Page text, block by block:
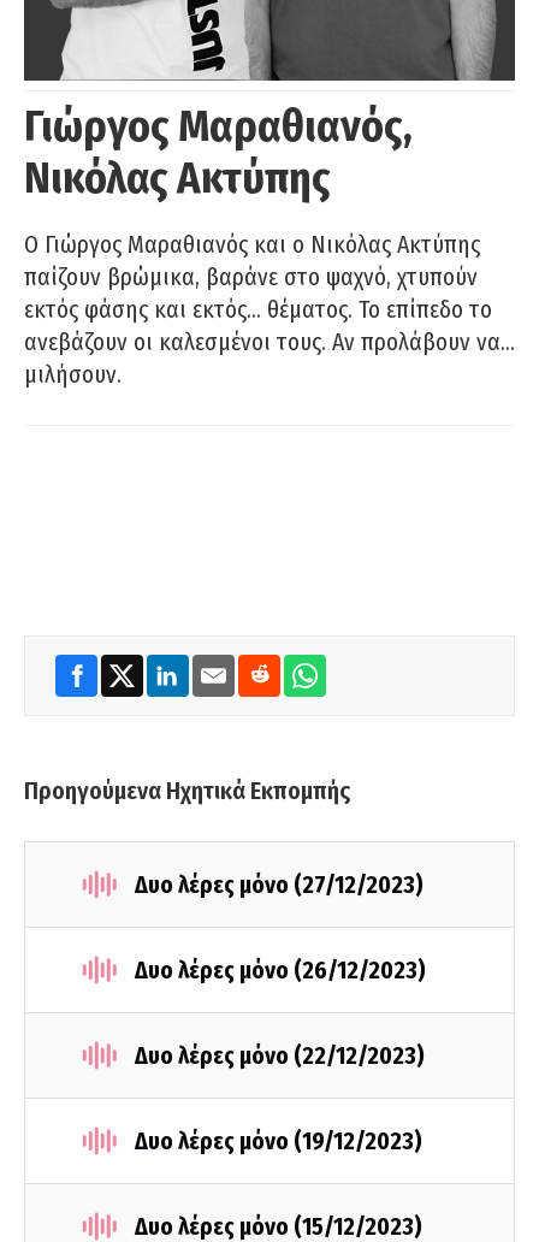
Γιώργος Μαραθιανός,
Νικόλας Ακτύπης
Ο Γιώργος Μαραθιανός και ο Νικόλας Ακτύπης
παίζουν βρώμικα, βαράνε στο ψαχνό, χτυπούν
εκτός φάσης και εκτός… θέματος. Το επίπεδο το
ανεβάζουν οι καλεσμένοι τους. Αν προλάβουν να…
μιλήσουν.
Προηγούμενα Ηχητικά Εκπομπής
Δυο λέρες μόνο (27/12/2023)
Δυο λέρες μόνο (26/12/2023)
Δυο λέρες μόνο (22/12/2023)
Δυο λέρες μόνο (19/12/2023)
Δυο λέρες μόνο (15/12/2023)